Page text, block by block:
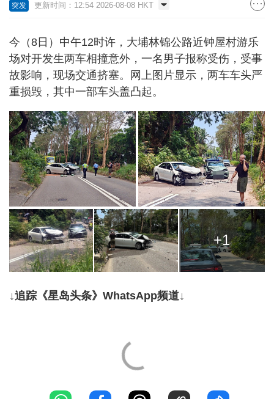
突发 更新时间：12:54 2026-08-08 HKT
今（8日）中午12时许，大埔林锦公路近钟屋村游乐
场对开发生两车相撞意外，一名男子报称受伤，受事
故影响，现场交通挤塞。网上图片显示，两车车头严
重损毁，其中一部车头盖凸起。
+1
↓追踪《星岛头条》WhatsApp频道↓